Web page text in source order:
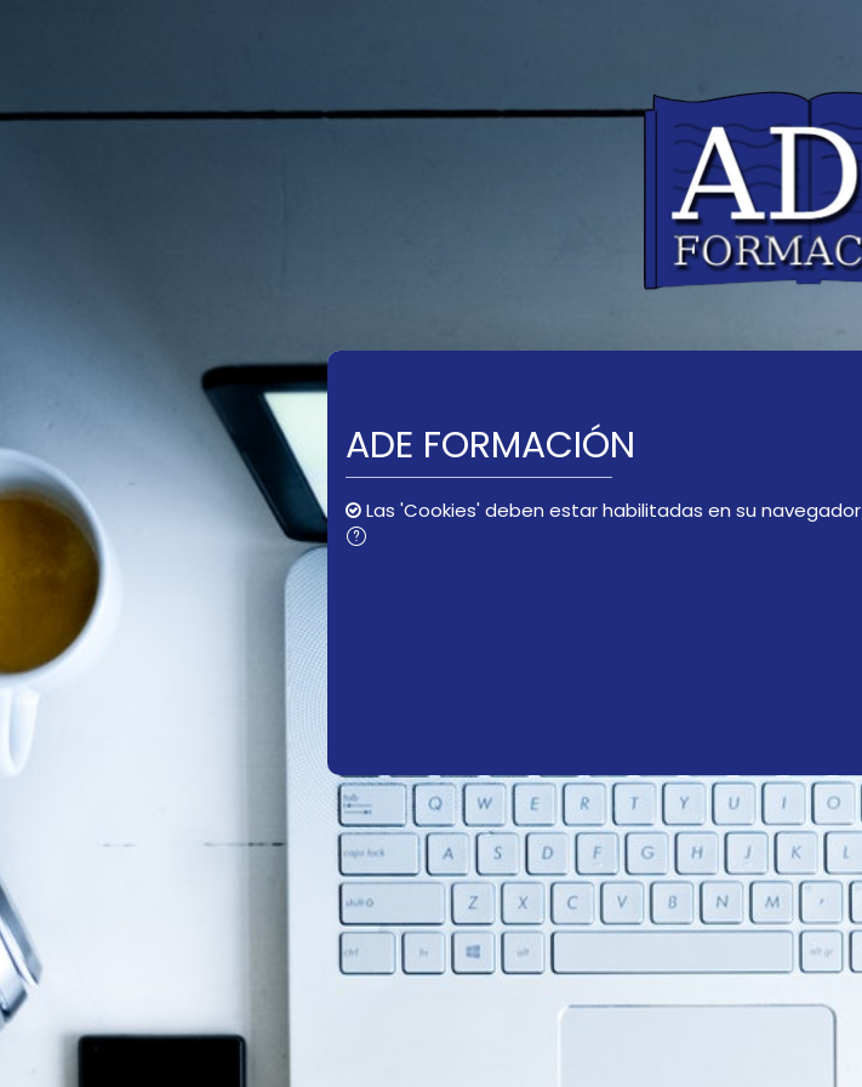
ADE FORMACIÓN
Las 'Cookies' deben estar habilitadas en su navegador